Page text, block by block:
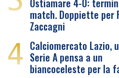
Ostiamare 4-0:
match. Doppiette per
Zaccagni
4 Calciomercato Lazio,
Serie A pensa a un
biancoceleste per la